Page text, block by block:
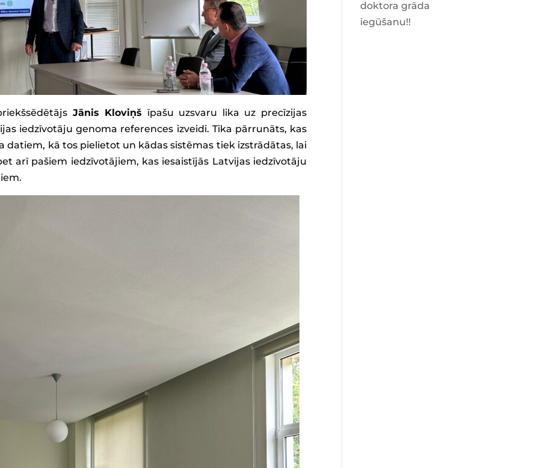
Jānis Kloviņš īpašu uzsvaru lika uz precīzijas
iedzīvotāju genoma references izveidi. Tika pārrunāts, kas
datiem, kā tos pielietot un kādas sistēmas tiek izstrādātas, lai
arī pašiem iedzīvotājiem, kas iesaistījās Latvijas iedzīvotāju
doktora grāda
iegūšanu!!